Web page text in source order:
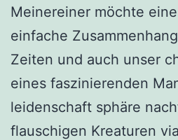
Meinereiner möchte eine
einfache
Zeiten und auch unser
eines faszinierenden
leidenschaft sphäre
flauschigen Kreaturen